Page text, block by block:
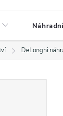
DeLonghi